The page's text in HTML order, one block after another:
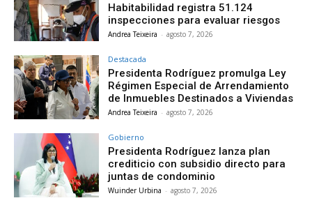
Habitabilidad registra 51.124
inspecciones para evaluar riesgos
Andrea Teixeira - agosto 7, 2026
Destacada
Presidenta Rodríguez promulga Ley
Régimen Especial de Arrendamiento
de Inmuebles Destinados a Viviendas
Andrea Teixeira - agosto 7, 2026
Gobierno
Presidenta Rodríguez lanza plan
crediticio con subsidio directo para
juntas de condominio
Wuinder Urbina - agosto 7, 2026